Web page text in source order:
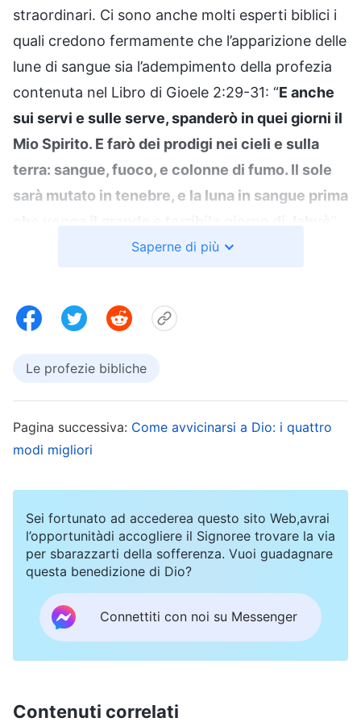
straordinari. Ci sono anche molti esperti biblici i
quali credono fermamente che l’apparizione delle
lune di sangue sia l’adempimento della profezia
contenuta nel Libro di Gioele 2:29-31: “E anche
sui servi e sulle serve, spanderò in quei giorni il
Mio Spirito. E farò dei prodigi nei cieli e sulla
terra: sangue, fuoco, e colonne di fumo. Il sole
sarà mutato in tenebre, e la luna in sangue prima
Inoltre, in Apocalisse 6:12, si afferma: “
sacco di crine e la luna diventò tutta come
menzionato nella profezia si riferisce alle grandi
catastrofi. Negli ultimi anni, tutti abbiamo
assistito all’intensificarsi delle catastrofi, con
frequenti episodi di disastri come terremoti,
costante cambiamento e ci sono frequenti
scoppi di guerre, incidenti violenti e attacchi
terroristici che continuano ad aumentare; il clima
globale si sta riscaldando e condizioni
atmosferiche estreme e varie meraviglie
astronomiche si verificano frequentemente. I
sono apparsi uno dopo l’altro. La frequente
Saperne di più
Le profezie bibliche
Pagina successiva: Come avvicinarsi a Dio: i quattro
modi migliori
Sei fortunato ad accederea questo sito Web,avrai
l’opportunitàdi accogliere il Signoree trovare la via
per sbarazzarti della sofferenza. Vuoi guadagnare
questa benedizione di Dio?
Connettiti con noi su Messenger
Contenuti correlati